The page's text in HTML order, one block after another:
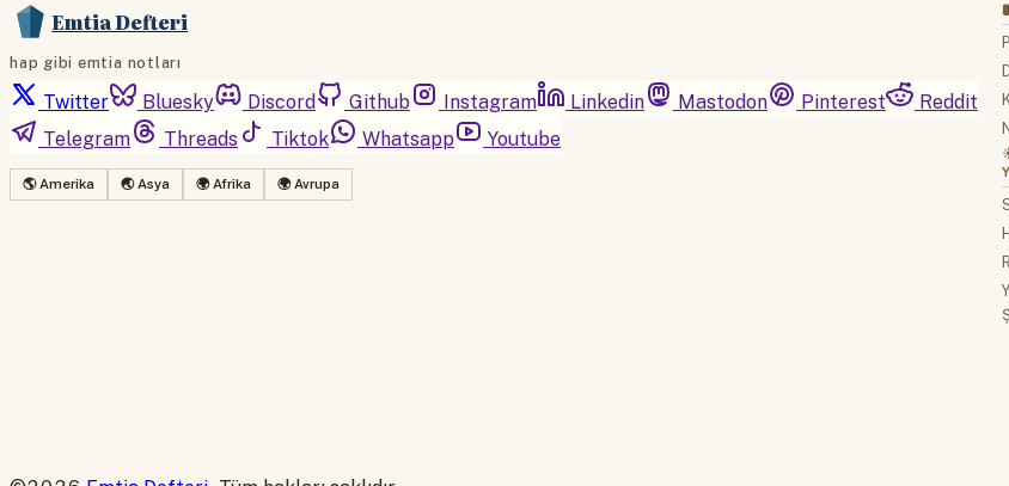
Emtia Defteri
hap gibi emtia notları
Twitter Bluesky Discord Github Instagram Linkedin Mastodon Pinterest
Reddit
Telegram
Threads Tiktok Whatsapp Youtube
🌎 Amerika 🌏 Asya 🌍 Afrika 🌍 Avrupa